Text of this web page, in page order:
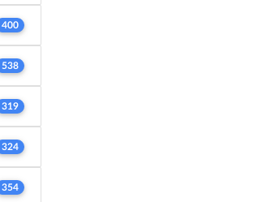
400
538
319
324
354